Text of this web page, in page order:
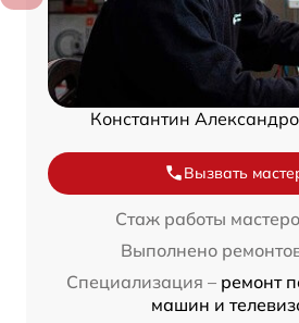
Константин
Вызвать
Стаж работы
Выполнено
Специализация – ремонт
машин и